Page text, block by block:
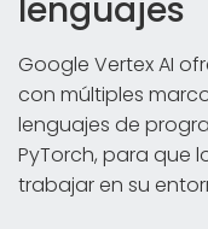
lenguajes
Google Vertex AI
con múltiples
lenguajes de
PyTorch, para que
trabajar en su